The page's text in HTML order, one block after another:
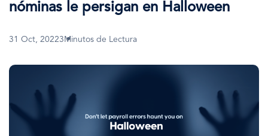
nóminas le persigan en Halloween
31 Oct, 20223Minutos de Lectura
Imagen